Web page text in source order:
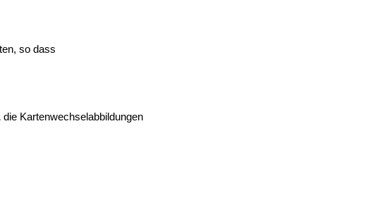
so dass
die Kartenwechselabbildungen